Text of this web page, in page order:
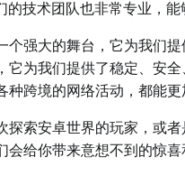
的技术团队也非常专业，
个强大的舞台，它为我们
它为我们提供了稳定、安
跨境的网络活动，都能更
探索安卓世界的玩家，或
会给你带来意想不到的惊